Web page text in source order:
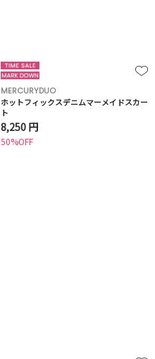
MERCURYDUO
ホットフィックスデニムマーメイドスカー
ト
8,250 円
50%OFF